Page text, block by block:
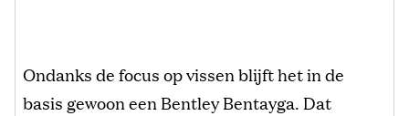
Ondanks de focus op vissen blijft het in de
basis gewoon een Bentley Bentayga. Dat